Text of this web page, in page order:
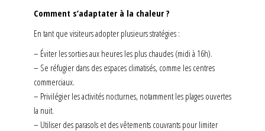
Comment s’adaptater à la chaleur ?
En tant que visiteurs adopter plusieurs stratégies :
– Éviter les sorties aux heures les plus chaudes (midi à 16h).
– Se réfugier dans des espaces climatisés, comme les centres
commerciaux.
– Privilégier les activités nocturnes, notamment les plages ouvertes
la nuit.
– Utiliser des parasols et des vêtements couvrants pour limiter